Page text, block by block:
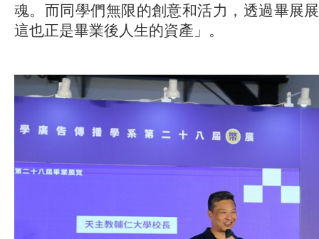
魂。而同學們無限的創意和活力，透過畢展
這也正是畢業後人生的資產」。